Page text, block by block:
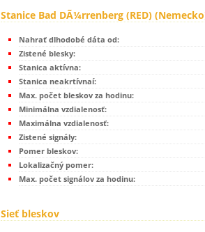
Stanice Bad DÃ¼rrenberg (RED)
Nahrať dlhodobé dáta od:
Zistené blesky:
Stanica aktívna:
Stanica neakrtívnaí:
Max. počet bleskov za hodinu:
Minimálna vzdialenosť:
Maximálna vzdialenosť:
Zistené signály:
Pomer bleskov:
Lokalizačný pomer:
Max. počet signálov za hodinu:
Sieť bleskov